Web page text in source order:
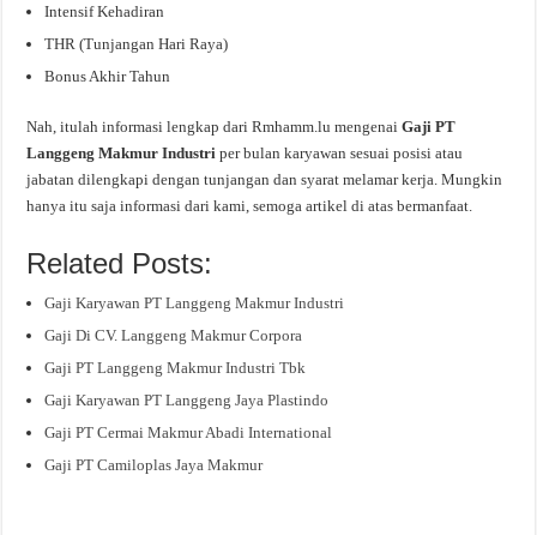
Intensif Kehadiran
THR (Tunjangan Hari Raya)
Bonus Akhir Tahun
Nah, itulah informasi lengkap dari Rmhamm.lu mengenaiGaji PT
Langgeng Makmur Industriper bulan karyawan sesuai posisi atau
jabatan dilengkapi dengan tunjangan dan syarat melamar kerja. Mungkin
hanya itu saja informasi dari kami, semoga artikel di atas bermanfaat.
Related Posts:
Gaji Karyawan PT Langgeng Makmur Industri
Gaji Di CV. Langgeng Makmur Corpora
Gaji PT Langgeng Makmur Industri Tbk
Gaji Karyawan PT Langgeng Jaya Plastindo
Gaji PT Cermai Makmur Abadi International
Gaji PT Camiloplas Jaya Makmur